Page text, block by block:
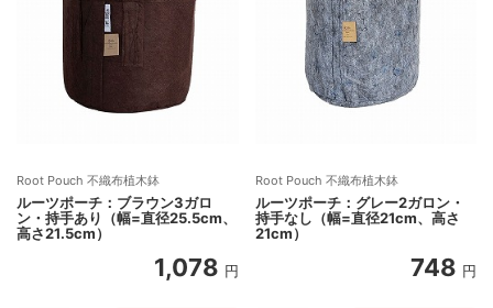
Root Pouch 不織布植木鉢
ルーツポーチ：ブラウン3ガロ
ン・持手あり（幅=直径25.5cm、
高さ21.5cm）
1,078 円
Root Pouch 不織布植木鉢
ルーツポーチ：グレー2ガロン・
持手なし（幅=直径21cm、高さ
21cm）
748 円